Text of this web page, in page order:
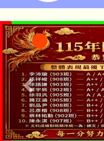
公告本